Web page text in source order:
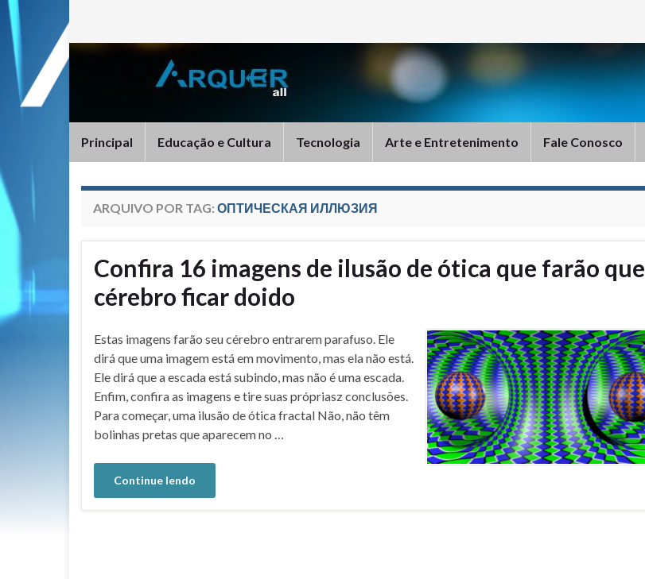
Principal Educação e Cultura Tecnologia Arte e Entretenimento Fale Conosco
ARQUIVO POR TAG: ОПТИЧЕСКАЯ ИЛЛЮЗИЯ
Confira 16 imagens de ilusão de ótica que farão que
cérebro ficar doido
Estas imagens farão seu cérebro entrarem parafuso. Ele
dirá que uma imagem está em movimento, mas ela não está.
Ele dirá que a escada está subindo, mas não é uma escada.
Enfim, confira as imagens e tire suas própriasz conclusões.
Para começar, uma ilusão de ótica fractal Não, não têm
bolinhas pretas que aparecem no …
Continue lendo